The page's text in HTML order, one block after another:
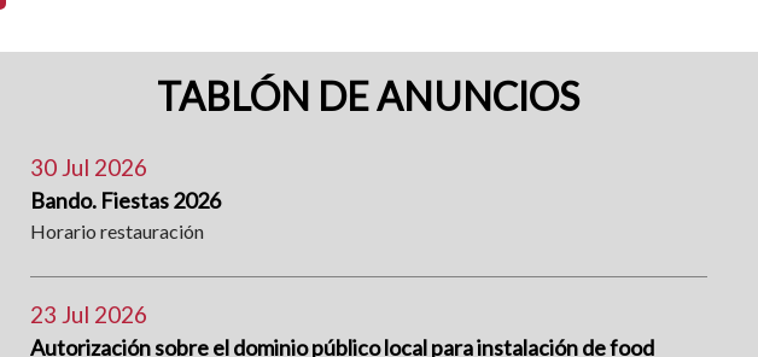
TABLÓN DE ANUNCIOS
30 Jul 2026
Bando. Fiestas 2026
Horario restauración
23 Jul 2026
Autorización sobre el dominio público local para instalación de food